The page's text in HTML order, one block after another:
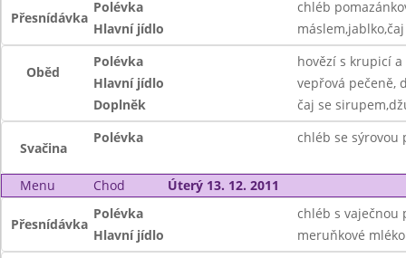
Přesnídávka
Polévka
chléb
Hlavní jídlo
Oběd
Polévka
hovězí s krupicí a
Hlavní jídlo
vepřová pečeně,
Doplněk
čaj se
Svačina
Polévka chléb se sýrovou
Menu Chod Úterý 13. 12. 2011
Přesnídávka
Polévka
chléb s vaječnou
Hlavní jídlo
meruňkové mléko